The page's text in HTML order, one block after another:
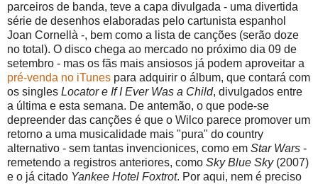
parceiros de banda, teve a capa divulgada - uma divertida
série de desenhos elaboradas pelo cartunista espanhol
Joan Cornellà -, bem como a lista de canções (serão doze
no total). O disco chega ao mercado no próximo dia 09 de
setembro - mas os fãs mais ansiosos já podem aproveitar a
pré-venda no iTunes para adquirir o álbum, que contará com
os singles Locator e If I Ever Was a Child, divulgados entre
a última e esta semana. De antemão, o que pode-se
depreender das canções é que o Wilco parece promover um
retorno a uma musicalidade mais "pura" do country
alternativo - sem tantas invencionices, como em Star Wars -
remetendo a registros anteriores, como Sky Blue Sky(2007)
e o já citado Yankee Hotel Foxtrot. Por aqui, nem é preciso